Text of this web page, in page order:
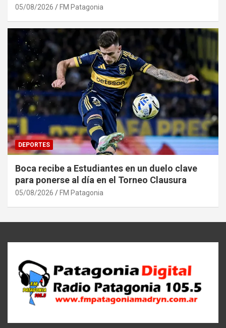
05/08/2026 FM Patagonia
DEPORTES
Boca recibe a Estudiantes en un duelo clave
para ponerse al día en el Torneo Clausura
05/08/2026 FM Patagonia